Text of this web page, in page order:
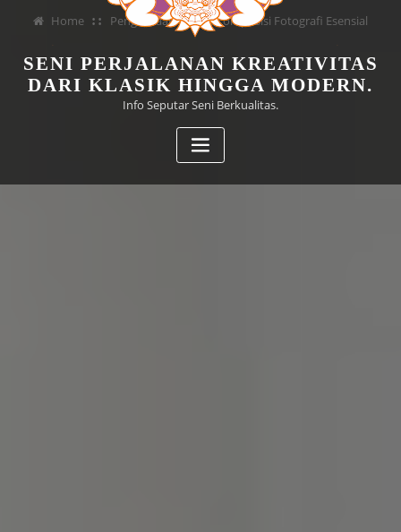
SENI PERJALANAN KREATIVITAS
DARI KLASIK HINGGA MODERN.
Info Seputar Seni Berkualitas.
Home Penguasaan Teknik Komposisi Fotografi Esensial